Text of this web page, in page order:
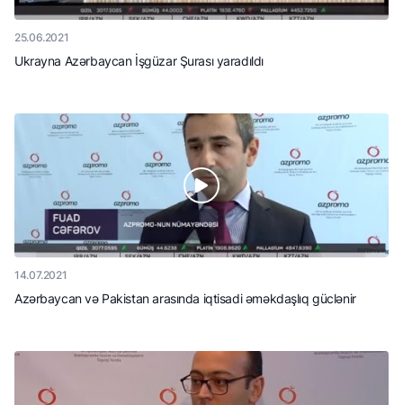
25.06.2021
Ukrayna Azərbaycan İşgüzar Şurası yaradıldı
14.07.2021
Azərbaycan və Pakistan arasında iqtisadi əməkdaşlıq güclənir